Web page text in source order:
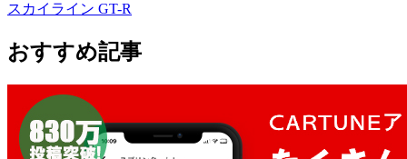
スカイライン GT-R
おすすめ記事